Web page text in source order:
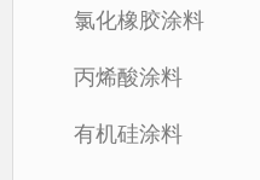
氯化橡胶涂料
丙烯酸涂料
有机硅涂料